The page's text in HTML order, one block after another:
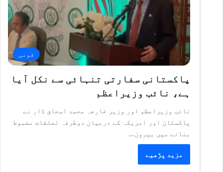
قومی
پاکستانی سفارتی تنہائی سے نکل آیا
ہے، نائب وزیراعظم
نائب وزیراعظم اور وزیر خارجہ محمد اسحاق ڈار نے
پاکستان اور امریکہ کے درمیان دوطرفہ تعلقات مضبوط
بنانے میں بیرون…
مزید پڑھیے